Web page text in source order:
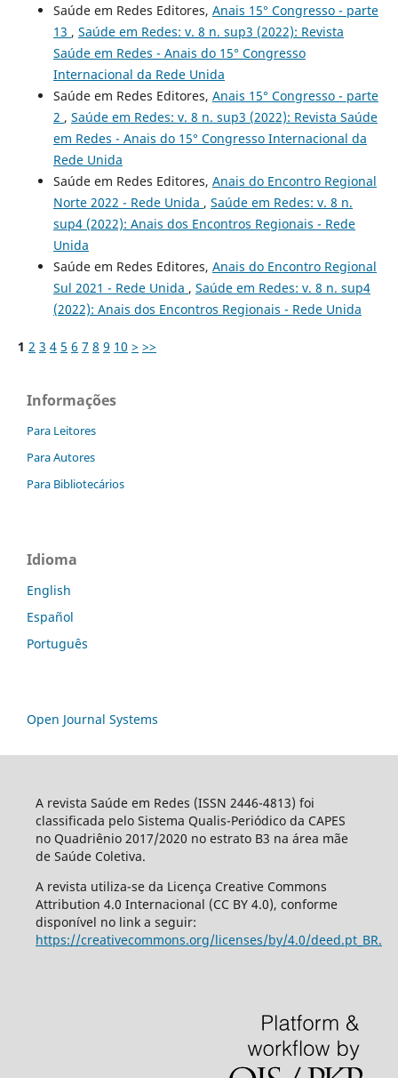
Saúde em Redes Editores, Anais 15° Congresso - parte
13 , Saúde em Redes: v. 8 n. sup3 (2022): Revista
Saúde em Redes - Anais do 15° Congresso
Internacional da Rede Unida
Saúde em Redes Editores, Anais 15° Congresso - parte
2 , Saúde em Redes: v. 8 n. sup3 (2022): Revista Saúde
em Redes - Anais do 15° Congresso Internacional da
Rede Unida
Saúde em Redes Editores, Anais do Encontro Regional
Norte 2022 - Rede Unida , Saúde em Redes: v. 8 n.
sup4 (2022): Anais dos Encontros Regionais - Rede
Unida
Saúde em Redes Editores, Anais do Encontro Regional
Sul 2021 - Rede Unida , Saúde em Redes: v. 8 n. sup4
(2022): Anais dos Encontros Regionais - Rede Unida
1 2 3 4 5 6 7 8 9 10 > >>
Informações
Para Leitores
Para Autores
Para Bibliotecários
Idioma
English
Español
Português
Open Journal Systems
A revista Saúde em Redes (ISSN 2446-4813) foi
classificada pelo Sistema Qualis-Periódico da CAPES
no Quadriênio 2017/2020 no estrato B3 na área mãe
de Saúde Coletiva.
A revista utiliza-se da Licença Creative Commons
Attribution 4.0 Internacional (CC BY 4.0), conforme
disponível no link a seguir:
https://creativecommons.org/licenses/by/4.0/deed.pt_BR.